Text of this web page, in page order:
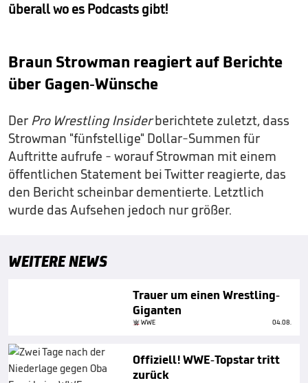
überall wo es Podcasts gibt!
Braun Strowman reagiert auf Berichte
über Gagen-Wünsche
Der Pro Wrestling Insiderberichtete zuletzt, dass
Strowman "fünfstellige" Dollar-Summen für
Auftritte aufrufe - worauf Strowman mit einem
öffentlichen Statement bei Twitter reagierte, das
den Bericht scheinbar dementierte. Letztlich
wurde das Aufsehen jedoch nur größer.
WEITERE NEWS
Trauer um einen Wrestling-
Giganten
WWE 04.08.
Offiziell! WWE-Topstar tritt
zurück